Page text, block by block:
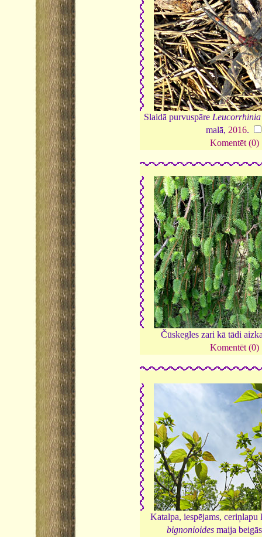
Slaidā purvuspāre
malā, 2016.
Komentēt (0)
Čūskegles zari kā tādi
Komentēt (0)
Katalpa, iespējams, ceriņlapu
bignonioides maija